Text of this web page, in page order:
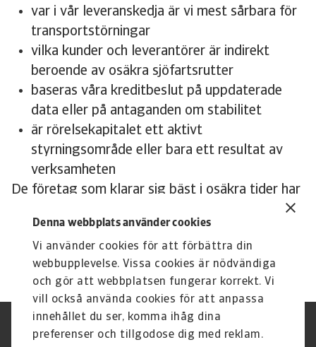
Denna webbplats använder cookies
Vi använder cookies för att förbättra din
webbupplevelse. Vissa cookies är nödvändiga
och gör att webbplatsen fungerar korrekt. Vi
vill också använda cookies för att anpassa
innehållet du ser, komma ihåg dina
preferenser och tillgodose dig med reklam.
var i vår leveranskedja är vi mest sårbara för
transportstörningar
vilka kunder och leverantörer är indirekt
beroende av osäkra sjöfartsrutter
baseras våra kreditbeslut på uppdaterade
data eller på antaganden om stabilitet
är rörelsekapitalet ett aktivt
styrningsområde eller bara ett resultat av
verksamheten
De företag som klarar sig bäst i osäkra tider har
sällan kunnat förutse allt, men de har ansträngt
sig för att förstå sin exponering.
Integritetspolicy
Privacy Statement